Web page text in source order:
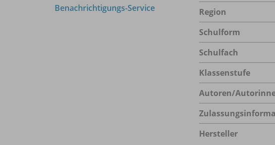
Benachrichtigungs-Service
Region
Schulform
Schulfach
Klassenstufe
Autoren/
Hersteller